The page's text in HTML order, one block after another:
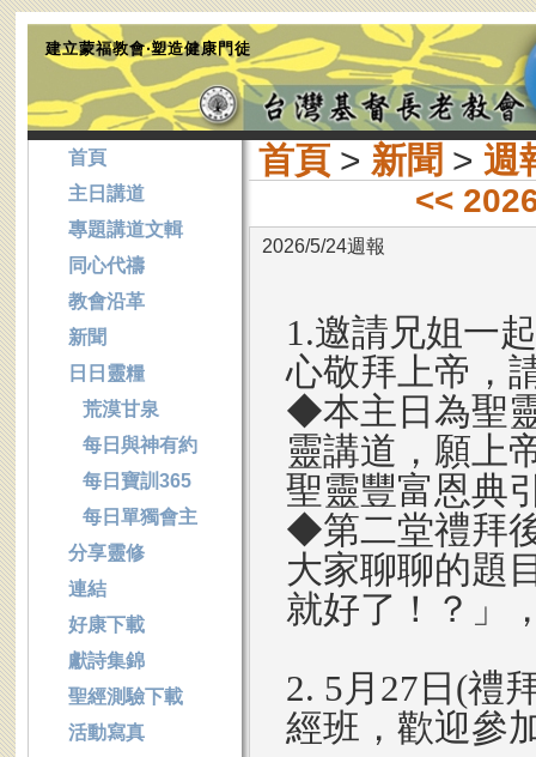
建立蒙福教會‧塑造健康門徒
首頁> 新聞 > 週
<<
2026/5/24週報
1.邀請兄姐一
心敬拜上帝，
◆本主日為聖
靈講道，願上
聖靈豐富恩典
◆第二堂禮拜
大家聊聊的題
就好了！？」
2. 5月27日(禮
經班，歡迎參
首頁
主日講道
專題講道文輯
同心代禱
教會沿革
新聞
日日靈糧
荒漠甘泉
每日與神有約
每日寶訓365
每日單獨會主
分享靈修
連結
好康下載
獻詩集錦
聖經測驗下載
活動寫真